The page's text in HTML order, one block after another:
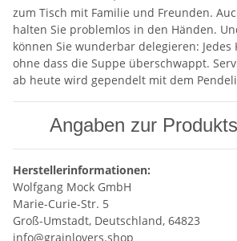
zum Tisch mit Familie und Freunden.
halten Sie problemlos in den Händen.
können Sie wunderbar delegieren: Jedes
ohne dass die Suppe überschwappt.
ab heute wird gependelt mit dem
Angaben zur
Herstellerinformationen:
Wolfgang Mock GmbH
Marie-Curie-Str. 5
Groß-Umstadt, Deutschland, 64823
info@grainlovers.shop